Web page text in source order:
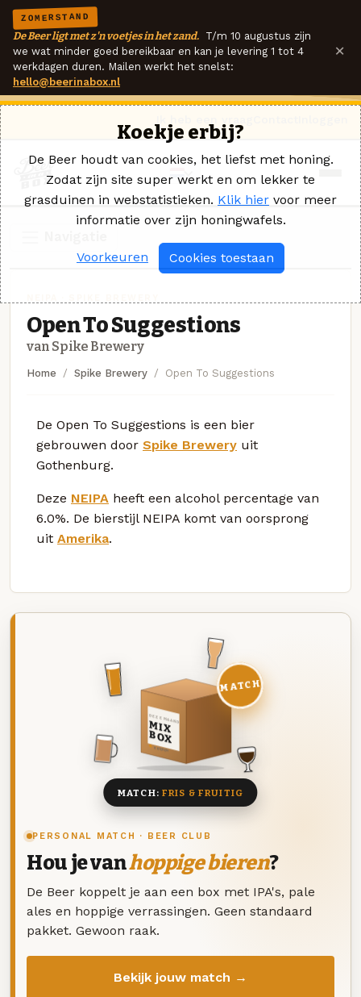
ZOMERSTAND
De Beer ligt met z'n voetjes in het zand. T/m 10 augustus zijn
we wat minder goed bereikbaar en kan je levering 1 tot 4
werkdagen duren. Mailen werkt het snelst:
hello@beerinabox.nl
×
Open To Suggestions
van Spike Brewery
Home Spike Brewery Open To Suggestions
De Open To Suggestions is een bier
gebrouwen door Spike Brewery uit
Gothenburg.
Deze NEIPA heeft een alcohol percentage van
6.0%. De bierstijl NEIPA komt van oorsprong
uit Amerika.
PERSONAL MATCH · BEER CLUB
Hou je vanhoppige bieren?
De Beer koppelt je aan een box met IPA's, pale
ales en hoppige verrassingen. Geen standaard
pakket. Gewoon raak.
Bekijk jouw match →
DEZE MAAND
MIX
BOX
8 BIEREN
MATCH
MATCH: FRIS & FRUITIG
Koekje erbij?
De Beer houdt van cookies, het liefst met honing.
Zodat zijn site super werkt en om lekker te
grasduinen in webstatistieken. Klik hier voor meer
informatie over zijn honingwafels.
Voorkeuren Cookies toestaan